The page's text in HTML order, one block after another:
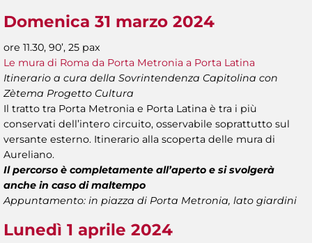
Domenica 31 marzo 2024
ore 11.30, 90’, 25 pax
Le mura di Roma da Porta Metronia a Porta Latina
Itinerario a cura della Sovrintendenza Capitolina con
Zètema Progetto Cultura
Il tratto tra Porta Metronia e Porta Latina è tra i più
conservati dell’intero circuito, osservabile soprattutto sul
versante esterno. Itinerario alla scoperta delle mura di
Aureliano.
Il percorso è completamente all’aperto e si svolgerà
anche in caso di maltempo
Appuntamento: in piazza di Porta Metronia, lato giardini
Lunedì 1 aprile 2024